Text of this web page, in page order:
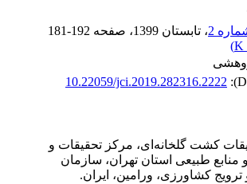
، تابستان 1399 ، صفحه 181-192
)
10.22059/jci.2019.282316.2222
کشت گلخانه‌ای، مرکز تحقیقات و
طبیعی استان تهران، سازمان
کشاورزی، ورامین، ایران.